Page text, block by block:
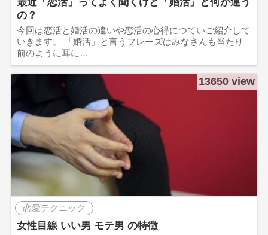
の？
今回は恋活と婚活の違いや恋活の心得につていご紹介して
いきます。 「婚活」と言うフレーズはみなさんも当たり
前のように耳に…
13650 view
恋愛テクニック
女性目線 いい男 モテ男 の特徴